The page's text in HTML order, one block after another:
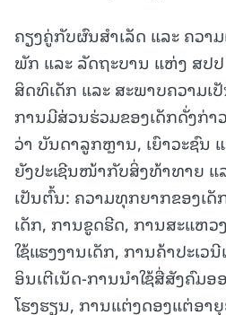
ຄຽງຄູ່ກັບຜົນສໍາເລັດ ແລະ ຄວາ
ພັກ ແລະ ລັດຖະບານ ແຫ່ງ ສປປ
ສິດທິເດັກ ແລະ ສະພາບຄວາມ
ການມີສ່ວນຮ່ວມຂອງເດັກດັ່ງກ່າ
ວ່າ ບັນດາລູກຫຼານ, ເຍົາວະຊົນ
ຍັງປະເຊີນໜ້າກັບສິ່ງທ້າທາຍ
ເປັນຕົ້ນ: ຄວາມທຸກຍາກຂອງເດັ
ເດັກ, ການຂູດຮີດ, ການສະແຫ
ໃຊ້ແຮງງານເດັກ, ການຄ້າປະເວ
ອິນເຕີເນັດ-ການນໍາໃຊ້ສື່ສັງຄົມ
ໂຮງຮຽນ, ການແຕ່ງດອງແຕ່ອາ